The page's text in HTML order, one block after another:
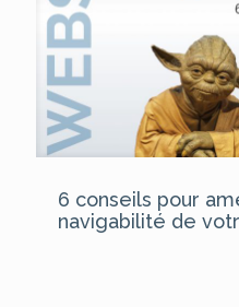
6 conseils pour
navigabilité de